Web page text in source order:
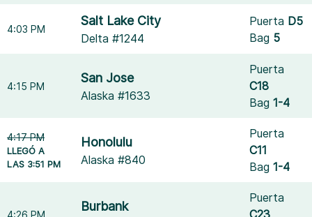
4:03 PM
Salt Lake City
Delta #1244
Puerta D5
Bag 5
4:15 PM
San Jose
Alaska #1633
Puerta
C18
Bag1-4
4:17 PM
LLEGÓ A
LAS 3:51 PM
Honolulu
Alaska #840
Puerta
C11
Bag1-4
4:26 PM
Burbank
Puerta
C23